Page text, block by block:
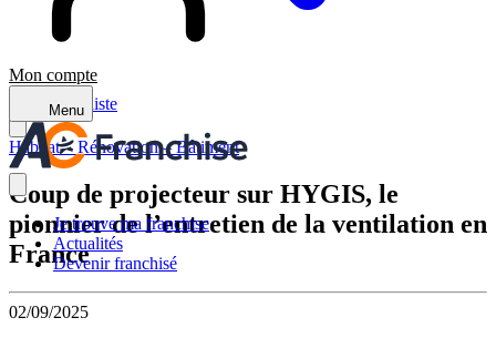
Mon compte
Menu
Je trouve ma franchise
Actualités
Devenir franchisé
Retour à la liste
Habitat – Rénovation – Bâtiment
Coup de projecteur sur HYGIS, le
pionnier de l’entretien de la ventilation en
France
02/09/2025